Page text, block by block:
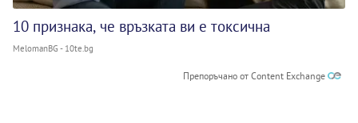
10 признака, че връзката ви е токсична
MelomanBG - 10te.bg
Препоръчано от Content Exchange